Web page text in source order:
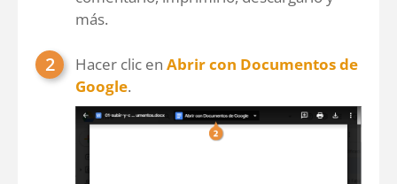
más.
Hacer clic en Abrir con Documentos de
Google.